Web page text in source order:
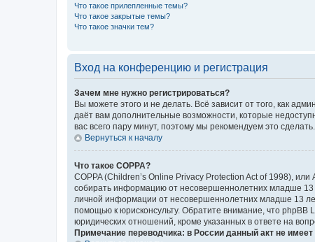
Что такое прилепленные темы?
Что такое закрытые темы?
Что такое значки тем?
Вход на конференцию и регистрация
Зачем мне нужно регистрироваться?
Вы можете этого и не делать. Всё зависит от того, как
даёт вам дополнительные возможности, которые
вас всего пару минут, поэтому мы рекомендуем это сделать.
Вернуться к началу
Что такое COPPA?
COPPA (Children’s Online Privacy Protection Act of 1998),
собирать информацию от несовершеннолетних младше 13
личной информации от несовершеннолетних младше 13
помощью к юрисконсульту. Обратите внимание, что
юридических отношений, кроме указанных в ответе на
Примечание переводчика: в России данный акт не